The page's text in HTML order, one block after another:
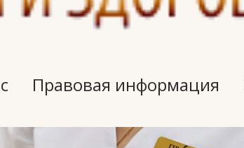
Правовая информация